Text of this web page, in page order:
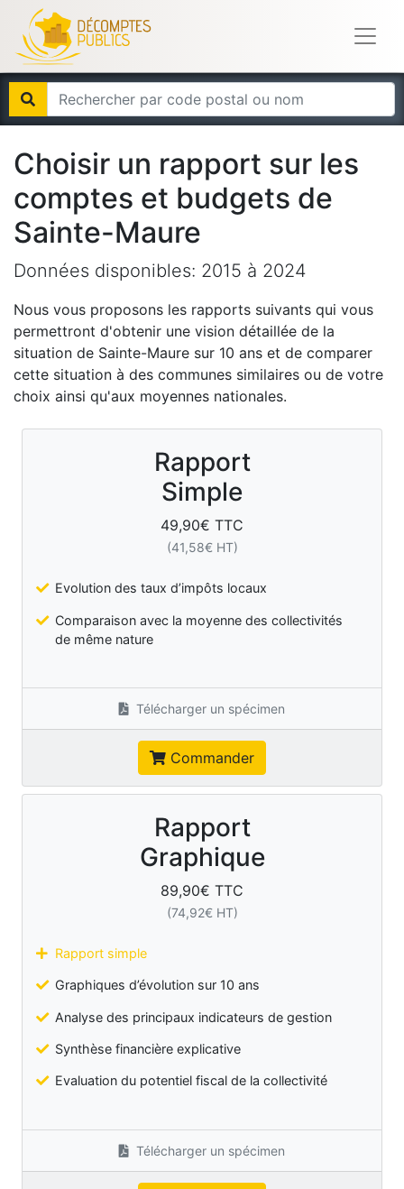
Choisir un rapport sur les
comptes et budgets de
Sainte-Maure
Données disponibles: 2015 à 2024
Nous vous proposons les rapports suivants qui vous
permettront d'obtenir une vision détaillée de la
situation de Sainte-Maure sur 10 ans et de comparer
cette situation à des communes similaires ou de votre
choix ainsi qu'aux moyennes nationales.
Rapport
Simple
49,90€ TTC
(41,58€ HT)
Evolution des taux d’impôts locaux
Comparaison avec la moyenne des collectivités
de même nature
Télécharger un spécimen
Commander
Rapport
Graphique
89,90€ TTC
(74,92€ HT)
Rapport simple
Graphiques d’évolution sur 10 ans
Analyse des principaux indicateurs de gestion
Synthèse financière explicative
Evaluation du potentiel fiscal de la collectivité
Télécharger un spécimen